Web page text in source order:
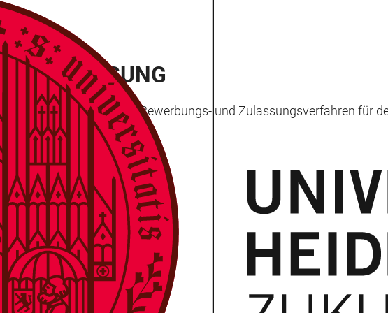
ZULASSUNG
Informationen zu den Bewerbungs- und Zulassungsverfahren für